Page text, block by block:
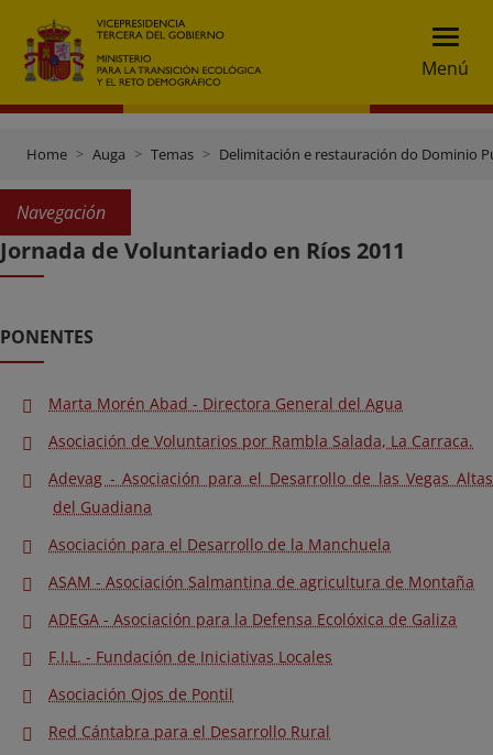
Menú
Home Auga Temas Delimitación e restauración do Dominio
Navegación
Jornada de Voluntariado en Ríos 2011
PONENTES
Marta Morén Abad - Directora General del Agua
Asociación de Voluntarios por Rambla Salada, La Carraca.
Adevag - Asociación para el Desarrollo de las Vegas Altas
del Guadiana
Asociación para el Desarrollo de la Manchuela
ASAM - Asociación Salmantina de agricultura de Montaña
ADEGA - Asociación para la Defensa Ecolóxica de Galiza
F.I.L. - Fundación de Iniciativas Locales
Asociación Ojos de Pontil
Red Cántabra para el Desarrollo Rural